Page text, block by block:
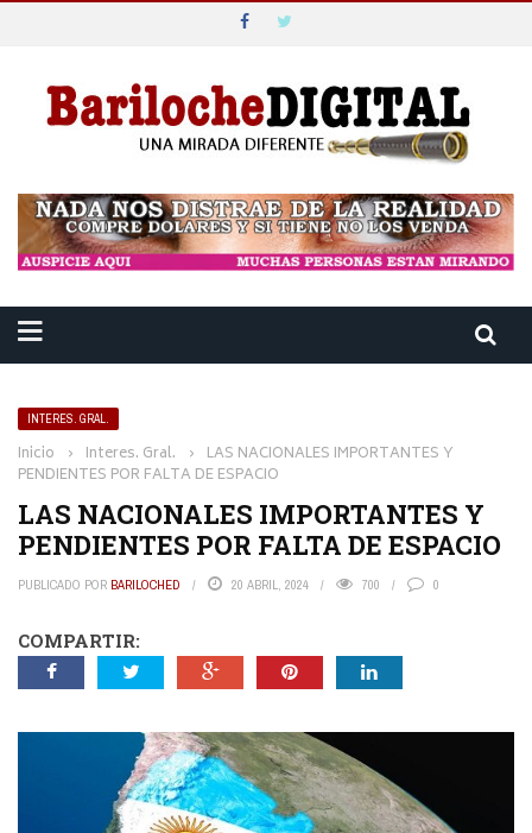
INTERES. GRAL.
Inicio › Interes. Gral. › LAS NACIONALES IMPORTANTES Y
PENDIENTES POR FALTA DE ESPACIO
LAS NACIONALES IMPORTANTES Y
PENDIENTES POR FALTA DE ESPACIO
PUBLICADO POR BARILOCHED 20 ABRIL, 2024 700 0
COMPARTIR: